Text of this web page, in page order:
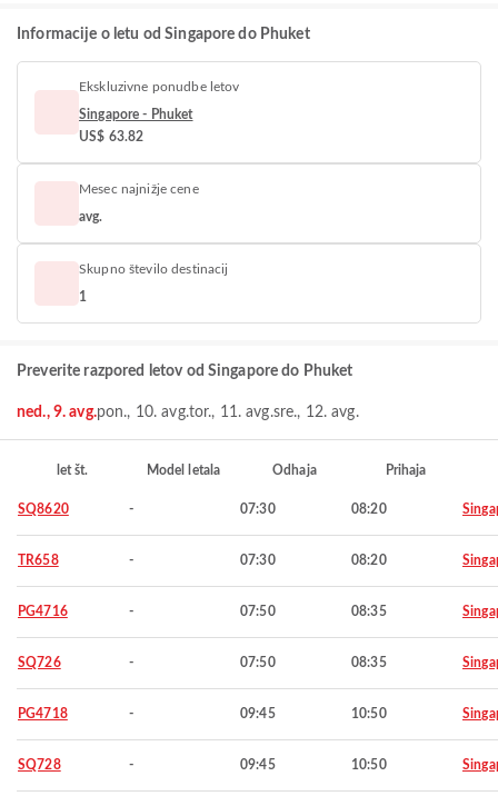
Informacije o letu od Singapore do Phuket
Ekskluzivne ponudbe letov
Singapore - Phuket
US$ 63.82
Mesec najnižje cene
avg.
Skupno število destinacij
1
Preverite razpored letov od Singapore do Phuket
ned., 9. avg.pon., 10. avg.tor., 11. avg.sre., 12. avg.
let št. Model letala Odhaja Prihaja
SQ8620 - 07:30 08:20
TR658 - 07:30 08:20
PG4716 - 07:50 08:35
SQ726 - 07:50 08:35
PG4718 - 09:45 10:50
SQ728 - 09:45 10:50